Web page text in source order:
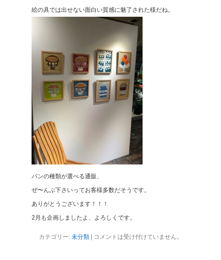
絵の具では出せない面白い質感に魅了された様だね。
パンの種類が選べる通販、
ぜ〜んぶ下さいってお客様多数だそうです。
ありがとうございます！！！
2月も企画しましたよ、よろしくです。
カテゴリー: 未分類| コメントは受け付けていません。